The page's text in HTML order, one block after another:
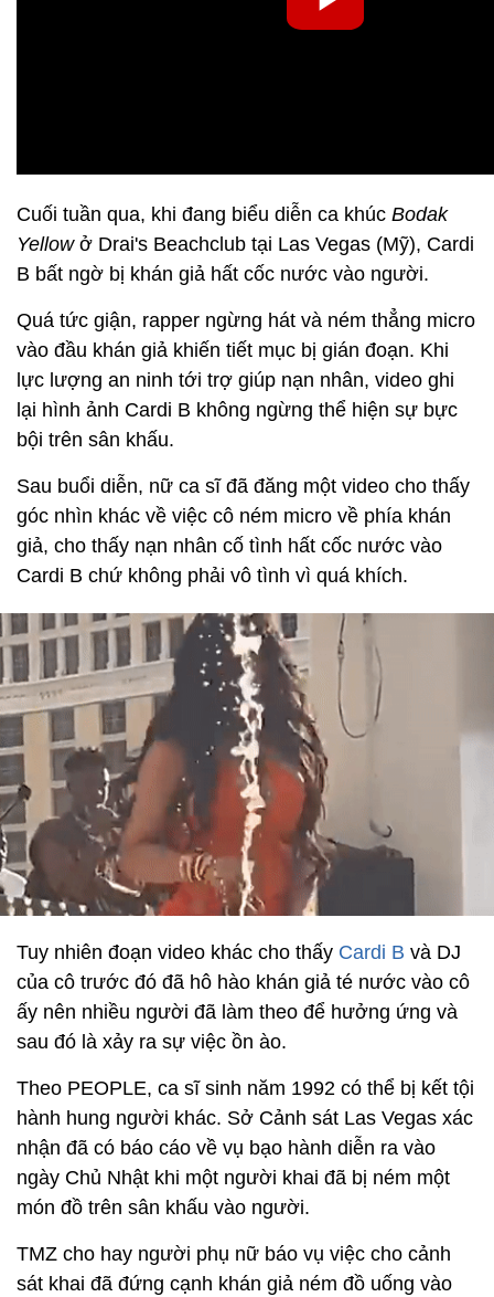
Cuối tuần qua, khi đang biểu diễn ca khúc Bodak
Yellowở Drai's Beachclub tại Las Vegas (Mỹ), Cardi
B bất ngờ bị khán giả hất cốc nước vào người.
Quá tức giận, rapper ngừng hát và ném thẳng micro
vào đầu khán giả khiến tiết mục bị gián đoạn. Khi
lực lượng an ninh tới trợ giúp nạn nhân, video ghi
lại hình ảnh Cardi B không ngừng thể hiện sự bực
bội trên sân khấu.
Sau buổi diễn, nữ ca sĩ đã đăng một video cho thấy
góc nhìn khác về việc cô ném micro về phía khán
giả, cho thấy nạn nhân cố tình hất cốc nước vào
Cardi B chứ không phải vô tình vì quá khích.
Tuy nhiên đoạn video khác cho thấy Cardi B và DJ
của cô trước đó đã hô hào khán giả té nước vào cô
ấy nên nhiều người đã làm theo để hưởng ứng và
sau đó là xảy ra sự việc ồn ào.
Theo PEOPLE, ca sĩ sinh năm 1992 có thể bị kết tội
hành hung người khác. Sở Cảnh sát Las Vegas xác
nhận đã có báo cáo về vụ bạo hành diễn ra vào
ngày Chủ Nhật khi một người khai đã bị ném một
món đồ trên sân khấu vào người.
TMZ cho hay người phụ nữ báo vụ việc cho cảnh
sát khai đã đứng cạnh khán giả ném đồ uống vào